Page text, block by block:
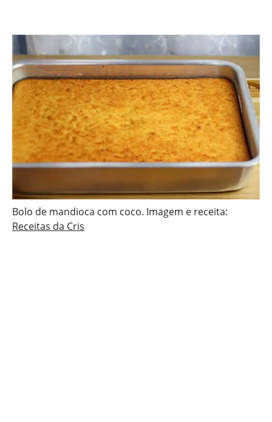
Bolo de mandioca com coco. Imagem e receita:
Receitas da Cris